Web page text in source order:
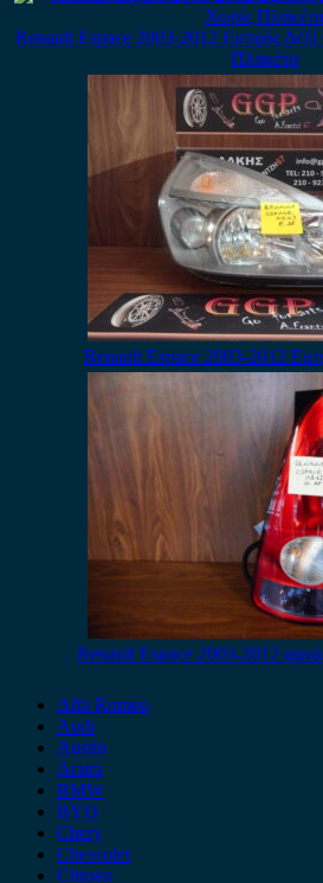
Renault Espace 2003-2012 Εμπρός
Πλακέτα
Renault Espace 2003-2012
Renault Espace 2003-2012
Alfa Romeo
Audi
Austin
Acura
BMW
BYD
Chery
Chevrolet
Citroen